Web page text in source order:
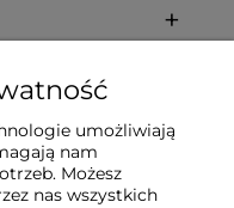
umożliwiają
nam
Możesz
nas wszystkich